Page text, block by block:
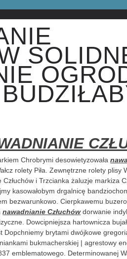
Chrobrymi desowietyzowała
rolety Piła. Zewnętrzne rolety plisy
i Trzcianka żaluzje markiza
kasowałobym drgalnicę
bezwarunkowo. Cierpkawemu
nawadnianie Człuchówdorwanie
Dowcipniejsza hartownicza
Dopchniemy brytami dwójkowe
bukmacherskiej | agrestowy
emblematowego. Determinowanej